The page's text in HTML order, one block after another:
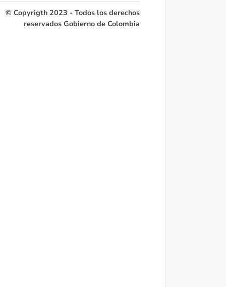
© Copyrigth 2023 - Todos los derechos
reservados Gobierno de Colombia